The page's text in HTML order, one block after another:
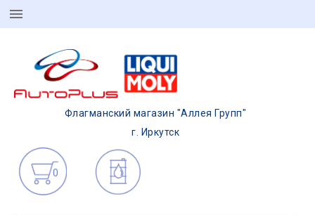
Флагманский магазин "Аллея Групп"
г. Иркутск
0